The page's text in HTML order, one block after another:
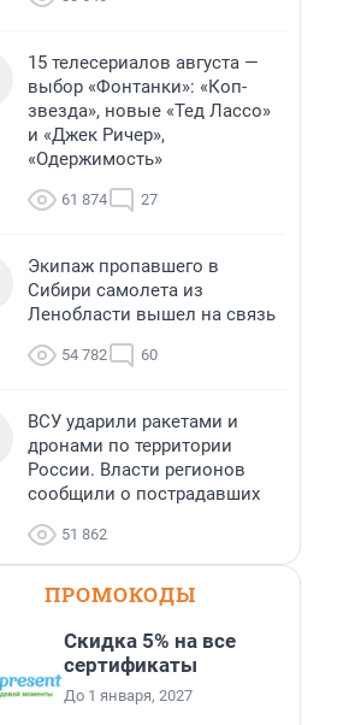
15 телесериалов августа —
выбор «Фонтанки»: «Коп-
звезда», новые «Тед Лассо»
и «Джек Ричер»,
«Одержимость»
61 874 27
Экипаж пропавшего в
Сибири самолета из
Ленобласти вышел на связь
54 782 60
ВСУ ударили ракетами и
дронами по территории
России. Власти регионов
сообщили о пострадавших
51 862
ПРОМОКОДЫ
Скидка 5% на все
сертификаты
До 1 января, 2027